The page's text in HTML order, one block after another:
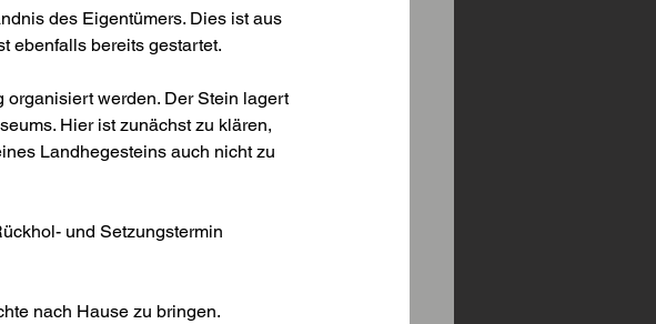
des Eigentümers. Dies ist aus
ebenfalls bereits gestartet.
organisiert werden. Der Stein lagert
Hier ist zunächst zu klären,
Landhegesteins auch nicht zu
und Setzungstermin
nach Hause zu bringen.